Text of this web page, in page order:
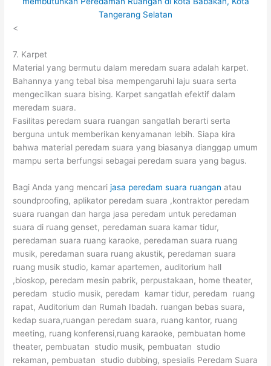
<
7. Karpet
Material yang bermutu dalam meredam suara adalah karpet.
Bahannya yang tebal bisa mempengaruhi laju suara serta
mengecilkan suara bising. Karpet sangatlah efektif dalam
meredam suara.
Fasilitas peredam suara ruangan sangatlah berarti serta
berguna untuk memberikan kenyamanan lebih. Siapa kira
bahwa material peredam suara yang biasanya dianggap umum
mampu serta berfungsi sebagai peredam suara yang bagus.
Bagi Anda yang mencarijasa peredam suara ruangan atau
soundproofing, aplikator peredam suara ,kontraktor peredam
suara ruangan dan harga jasa peredam untuk peredaman
suara di ruang genset, peredaman suara kamar tidur,
peredaman suara ruang karaoke, peredaman suara ruang
musik, peredaman suara ruang akustik, peredaman suara
ruang musik studio, kamar apartemen, auditorium hall
,bioskop, peredam mesin pabrik, perpustakaan, home theater,
peredam studio musik, peredam kamar tidur, peredam ruang
rapat, Auditorium dan Rumah Ibadah. ruangan bebas suara,
kedap suara,ruangan peredam suara, ruang kantor, ruang
meeting, ruang konferensi,ruang karaoke, pembuatan home
theater, pembuatan studio musik, pembuatan studio
rekaman, pembuatan studio dubbing, spesialis Peredam Suara